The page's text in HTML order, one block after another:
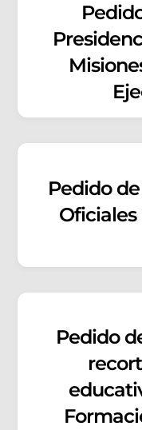
Pedido
Pedido